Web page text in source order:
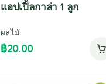
แอปเปิ้ลกาล่า 1 ลูก
ผลไม้
฿20.00